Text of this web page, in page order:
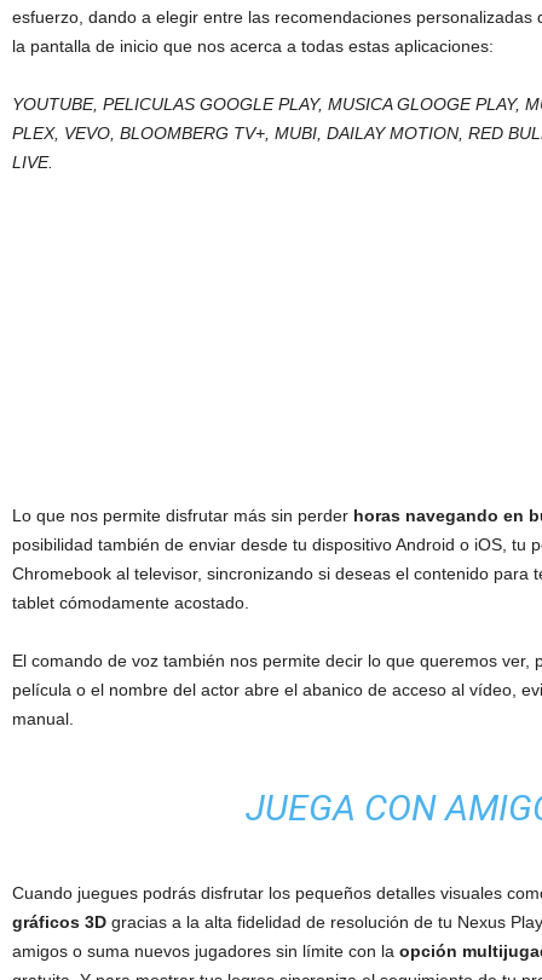
esfuerzo, dando a elegir entre las recomendaciones
la pantalla de inicio que nos acerca a todas estas aplicaciones:
YOUTUBE, PELICULAS GOOGLE PLAY, MUSICA GLOOGE PLAY,
PLEX, VEVO, BLOOMBERG TV+, MUBI, DAILAY MOTION, RED
LIVE.
Lo que nos permite disfrutar más sin perder horas navegando en
posibilidad también de enviar desde tu dispositivo Android o iOS, tu
Chromebook al televisor, sincronizando si deseas el contenido para
tablet cómodamente acostado.
El comando de voz también nos permite decir lo que queremos ver,
película o el nombre del actor abre el abanico de acceso al vídeo,
manual.
JUEGA CON
Cuando juegues podrás disfrutar los pequeños detalles visuales
gráficos 3D gracias a la alta fidelidad de resolución de tu Nexus
amigos o suma nuevos jugadores sin límite con la opción